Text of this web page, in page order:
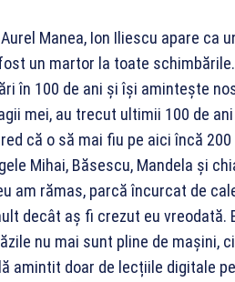
Manea, Ion Iliescu apare ca
un martor la toate
în 100 de ani și își amintește
mei, au trecut ultimii 100 de
că o să mai fiu pe aici încă
Mihai, Băsescu, Mandela și
am rămas, parcă încurcat de
decât aș fi crezut eu
nu mai sunt pline de mașini,
amintit doar de lecțiile digitale